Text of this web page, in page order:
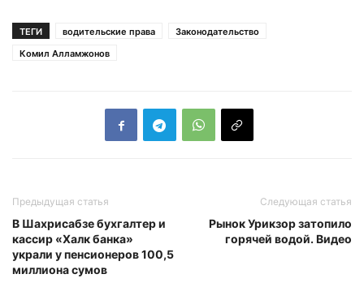
ТЕГИ водительские права
Законодательство
Комил Алламжонов
Предыдущая статья
В Шахрисабзе бухгалтер и
кассир «Халк банка»
украли у пенсионеров 100,5
миллиона сумов
Следующая статья
Рынок Урикзор затопило
горячей водой. Видео